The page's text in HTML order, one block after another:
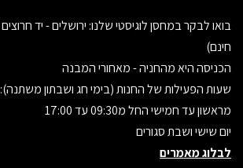
חינם)
הכניסה היא מהחניה - מאחורי המבנה
שעות הפעילות של החנות (בימי חג ושבתון משתנה):
מראשון עד חמישי החל מ09:30 עד 17:00
יום שישי ושבת סגורים
לבלוג מאמרים